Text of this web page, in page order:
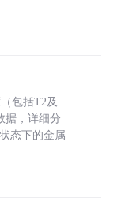
包括T2及
据，详细分
态下的金属